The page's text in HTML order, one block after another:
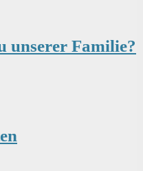
unserer Familie?